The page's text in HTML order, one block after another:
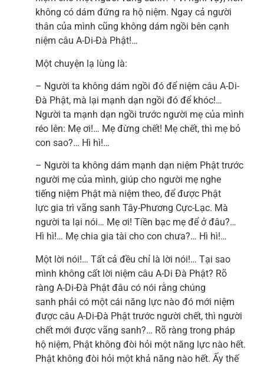
không có dám đứng ra hộ niệm. Ngay cả người
thân của mình cũng không dám ngồi bên cạnh
niệm câu A-Di-Đà Phật!…
Một chuyện lạ lùng là:
– Người ta không dám ngồi đó để niệm câu A-Di-
Đà Phật, mà lại mạnh dạn ngồi đó để khóc!…
Người ta mạnh dạn ngồi trước người mẹ của mình
réo lên: Mẹ ơi!… Mẹ đừng chết! Mẹ chết, thì mẹ bỏ
con sao?… Hì hì!…
– Người ta không dám mạnh dạn niệm Phật trước
người mẹ của mình, giúp cho người mẹ nghe
tiếng niệm Phật mà niệm theo, để được Phật
lực gia trì vãng sanh Tây-Phương Cực-Lạc. Mà
người ta lại nói… Mẹ ơi! Tiền bạc mẹ để ở đâu?…
Hì hì!… Mẹ chia gia tài cho con chưa?… Hì hì!…
Một lời nói!… Tất cả đều chỉ là lời nói!… Tại sao
mình không cất lời niệm câu A-Di Đà Phật? Rõ
ràng A-Di-Đà Phật đâu có nói rằng chúng
sanh phải có một cái năng lực nào đó mới niệm
được câu A-Di-Đà Phật trước người chết, thì người
chết mới được vãng sanh?… Rõ ràng trong pháp
hộ niệm, Phật không đòi hỏi một năng lực nào hết.
Phật không đòi hỏi một khả năng nào hết. Ấy thế